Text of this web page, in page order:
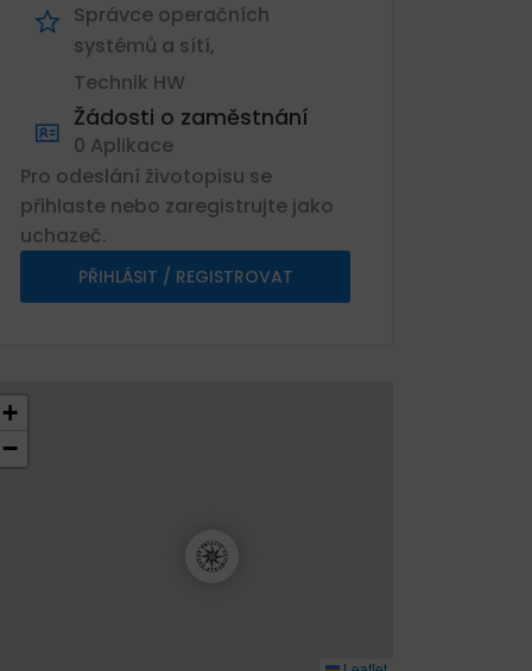
Správce operačních
systémů a sítí
Technik HW
Žádosti o zaměstnání
0 Aplikace
Pro odeslání životopisu se
přihlaste nebo zaregistrujte jako
uchazeč.
PŘIHLÁSIT / REGISTROVAT
+
−